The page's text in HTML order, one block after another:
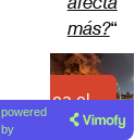
más?“
Lea el
artículo
powered
by